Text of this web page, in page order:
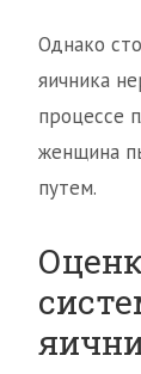
Однако
яичника
процессе
женщина
путем.